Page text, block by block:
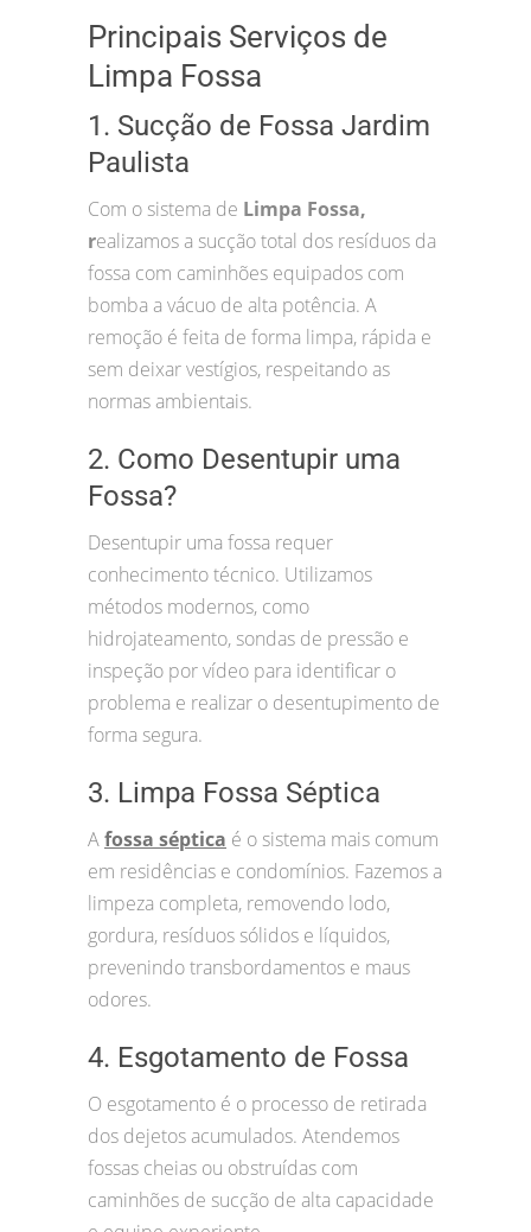
Principais Serviços de
Limpa Fossa
1. Sucção de Fossa Jardim
Paulista
Com o sistema de Limpa Fossa,
realizamos a sucção total dos resíduos da
fossa com caminhões equipados com
bomba a vácuo de alta potência. A
remoção é feita de forma limpa, rápida e
sem deixar vestígios, respeitando as
normas ambientais.
2. Como Desentupir uma
Fossa?
Desentupir uma fossa requer
conhecimento técnico. Utilizamos
métodos modernos, como
hidrojateamento, sondas de pressão e
inspeção por vídeo para identificar o
problema e realizar o desentupimento de
forma segura.
3. Limpa Fossa Séptica
Afossa séptica é o sistema mais comum
em residências e condomínios. Fazemos a
limpeza completa, removendo lodo,
gordura, resíduos sólidos e líquidos,
prevenindo transbordamentos e maus
odores.
4. Esgotamento de Fossa
O esgotamento é o processo de retirada
dos dejetos acumulados. Atendemos
fossas cheias ou obstruídas com
caminhões de sucção de alta capacidade